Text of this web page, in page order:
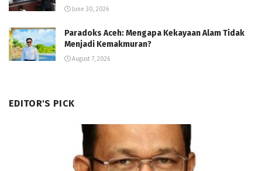
June 30, 2026
Paradoks Aceh: Mengapa Kekayaan Alam Tidak
Menjadi Kemakmuran?
August 7, 2026
EDITOR'S PICK